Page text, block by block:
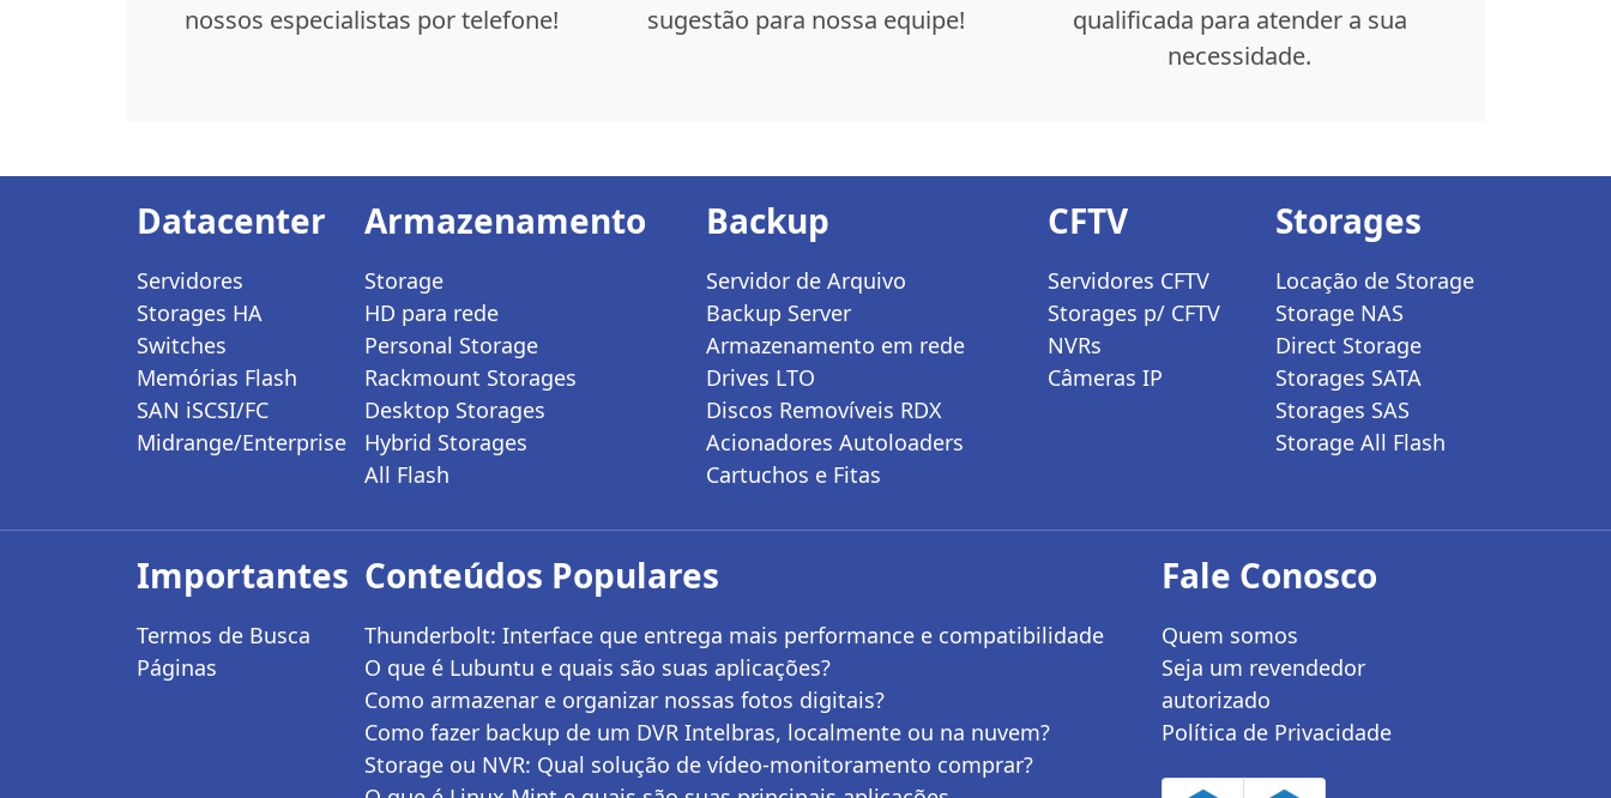
nossos especialistas por telefone!
sugestão para nossa equipe!
qualificada para atender a sua
necessidade.
Datacenter
Servidores
Storages HA
Switches
Memórias Flash
SAN iSCSI/FC
Midrange/Enterprise
Armazenamento
Storage
HD para rede
Personal Storage
Rackmount Storages
Desktop Storages
Hybrid Storages
All Flash
Backup
Servidor de Arquivo
Backup Server
Armazenamento em rede
Drives LTO
Discos Removíveis RDX
Acionadores Autoloaders
Cartuchos e Fitas
CFTV
Servidores CFTV
Storages p/ CFTV
NVRs
Câmeras IP
Storages
Locação de Storage
Storage NAS
Direct Storage
Storages SATA
Storages SAS
Storage All Flash
Importantes
Termos de Busca
Páginas
Conteúdos Populares
Thunderbolt: Interface que entrega mais performance e compatibilidade
O que é Lubuntu e quais são suas aplicações?
Como armazenar e organizar nossas fotos digitais?
Como fazer backup de um DVR Intelbras, localmente ou na nuvem?
Storage ou NVR: Qual solução de vídeo-monitoramento comprar?
Fale Conosco
Quem somos
Seja um revendedor
autorizado
Política de Privacidade